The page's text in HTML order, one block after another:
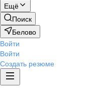
Ещё
Поиск
Белово
Войти
Войти
Создать резюме